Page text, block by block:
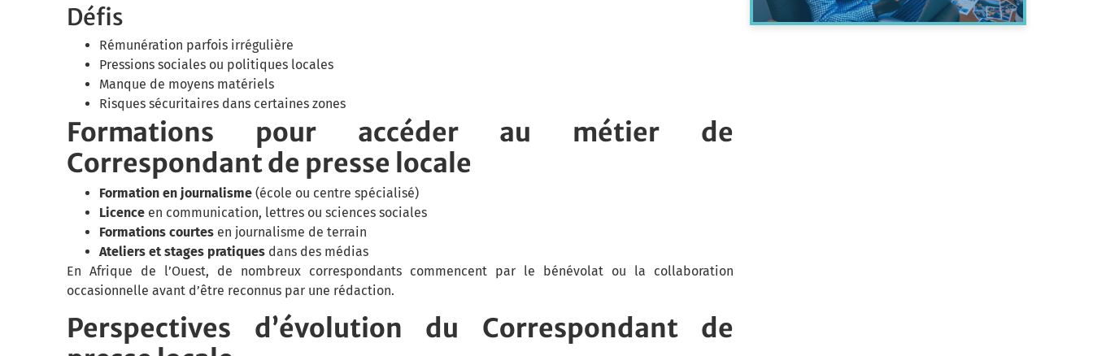
Défis
Rémunération parfois irrégulière
Pressions sociales ou politiques locales
Manque de moyens matériels
Risques sécuritaires dans certaines zones
Formations pour accéder au métier de
Correspondant de presse locale
Formation en journalisme (école ou centre spécialisé)
Licence en communication, lettres ou sciences sociales
Formations courtes en journalisme de terrain
Ateliers et stages pratiques dans des médias
En Afrique de l’Ouest, de nombreux correspondants commencent par le bénévolat ou la collaboration
occasionnelle avant d’être reconnus par une rédaction.
Perspectives d’évolution du Correspondant de